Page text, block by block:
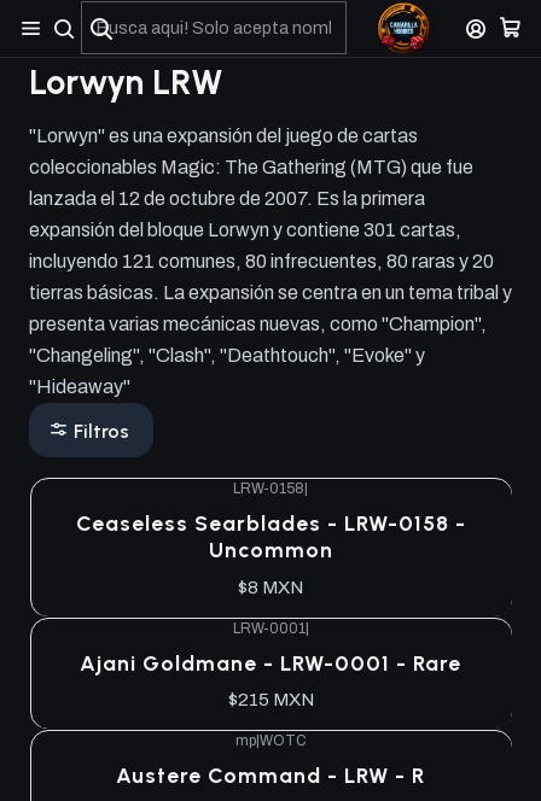
No olviden reportar sus depositos y transferencias por Whatsapp
Lorwyn LRW
"Lorwyn" es una expansión del juego de cartas
coleccionables Magic: The Gathering (MTG) que fue
lanzada el 12 de octubre de 2007. Es la primera
expansión del bloque Lorwyn y contiene 301 cartas,
incluyendo 121 comunes, 80 infrecuentes, 80 raras y 20
tierras básicas. La expansión se centra en un tema tribal y
presenta varias mecánicas nuevas, como "Champion",
"Changeling", "Clash", "Deathtouch", "Evoke" y
"Hideaway"
Filtros
LRW-0158
Ceaseless Searblades - LRW-0158 -
Uncommon
$8 MXN
LRW-0001 |
Ajani Goldmane - LRW-0001 - Rare
$215 MXN
mp| WOTC
Austere Command - LRW - R